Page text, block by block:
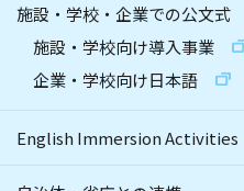
施設・学校・企業での公文式
施設・学校向け導入事業
企業・学校向け日本語
English Immersion Activities